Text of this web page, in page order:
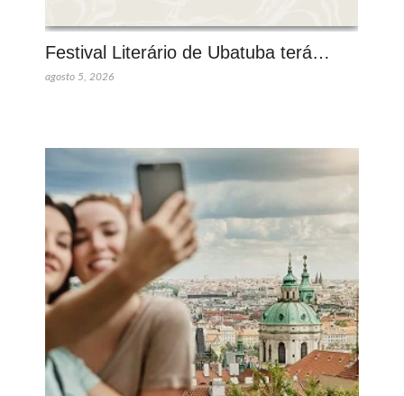
Festival Literário de Ubatuba terá…
agosto 5, 2026